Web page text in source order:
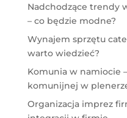
Nadchodzące trendy
– co będzie modne?
Wynajem sprzętu
warto wiedzieć?
Komunia w namiocie
komunijnej w
Organizacja imprez